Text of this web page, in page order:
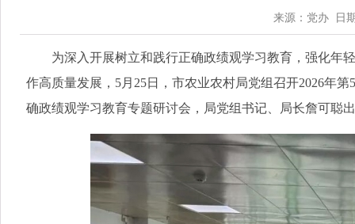
来源：党办 日
为深入开展树立和践行正确政绩观学习教育，强化年轻
作高质量发展，5月25日，市农业农村局党组召开2026年
确政绩观学习教育专题研讨会，局党组书记、局长詹可聪